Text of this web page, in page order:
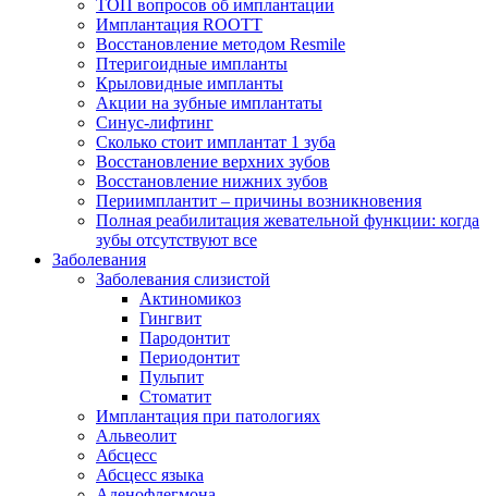
ТОП вопросов об имплантации
Имплантация ROOTT
Восстановление методом Resmile
Птеригоидные импланты
Крыловидные импланты
Акции на зубные имплантаты
Синус-лифтинг
Сколько стоит имплантат 1 зуба
Восстановление верхних зубов
Восстановление нижних зубов
Периимплантит – причины возникновения
Полная реабилитация жевательной функции: когда
зубы отсутствуют все
Заболевания
Заболевания слизистой
Актиномикоз
Гингвит
Пародонтит
Периодонтит
Пульпит
Стоматит
Имплантация при патологиях
Альвеолит
Абсцесс
Абсцесс языка